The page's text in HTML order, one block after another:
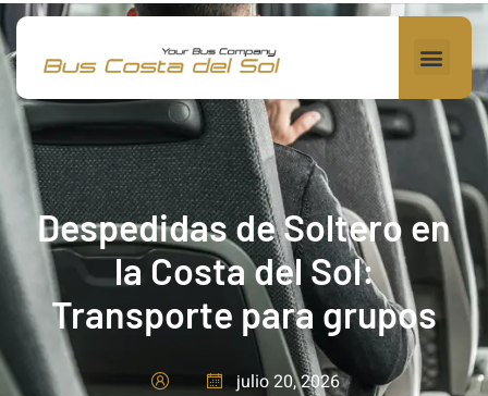
Despedidas de Soltero en
la Costa del Sol:
Transporte para grupos
julio 20, 2026